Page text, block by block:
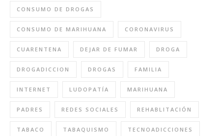
CONSUMO DE DROGAS
CONSUMO DE MARIHUANA CORONAVIRUS
CUARENTENA DEJAR DE FUMAR DROGA
DROGADICCION DROGAS FAMILIA
INTERNET LUDOPATÍA MARIHUANA
PADRES REDES SOCIALES REHABLITACIÓN
TABACO TABAQUISMO TECNOADICCIONES